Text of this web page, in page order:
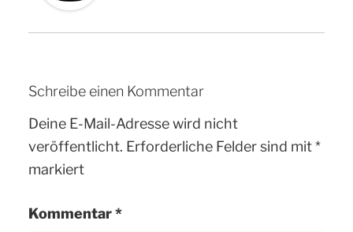
Schreibe einen Kommentar
Deine E-Mail-Adresse wird nicht
veröffentlicht. Erforderliche Felder sind mit*
markiert
Kommentar*